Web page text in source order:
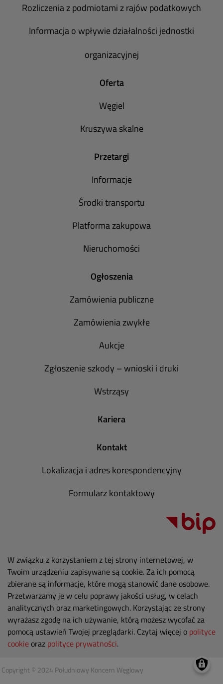
Rozliczenia z podmiotami z rajów podatkowych
Informacja o wpływie działalności jednostki
organizacyjnej
Oferta
Węgiel
Kruszywa skalne
Przetargi
Informacje
Środki transportu
Platforma zakupowa
Nieruchomości
Ogłoszenia
Zamówienia publiczne
Zamówienia zwykłe
Aukcje
Zgłoszenie szkody – wnioski i druki
Wstrząsy
Kariera
Kontakt
Lokalizacja i adres korespondencyjny
Formularz kontaktowy
W związku z korzystaniem z tej strony internetowej, w
Twoim urządzeniu zapisywane są cookie. Za ich pomocą
zbierane są informacje, które mogą stanowić dane osobowe.
Przetwarzamy je w celu poprawy jakości usług, w celach
analitycznych oraz marketingowych. Korzystając ze strony
wyrażasz zgodę na ich używanie, którą możesz wycofać za
pomocą ustawień Twojej przeglądarki. Czytaj więcej o polityce
cookie oraz polityce prywatności.
Copyright © 2024 Południowy Koncern Węglowy